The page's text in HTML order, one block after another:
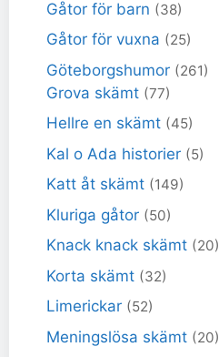
Gåtor för barn (38)
Gåtor för vuxna (25)
Göteborgshumor (261)
Grova skämt (77)
Hellre en skämt (45)
Kal o Ada historier (5)
Katt åt skämt (149)
Kluriga gåtor (50)
Knack knack skämt (20)
Korta skämt (32)
Limerickar (52)
Meningslösa skämt (20)